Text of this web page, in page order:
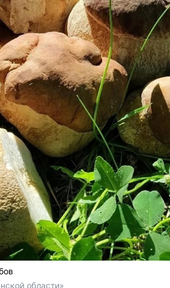
области»